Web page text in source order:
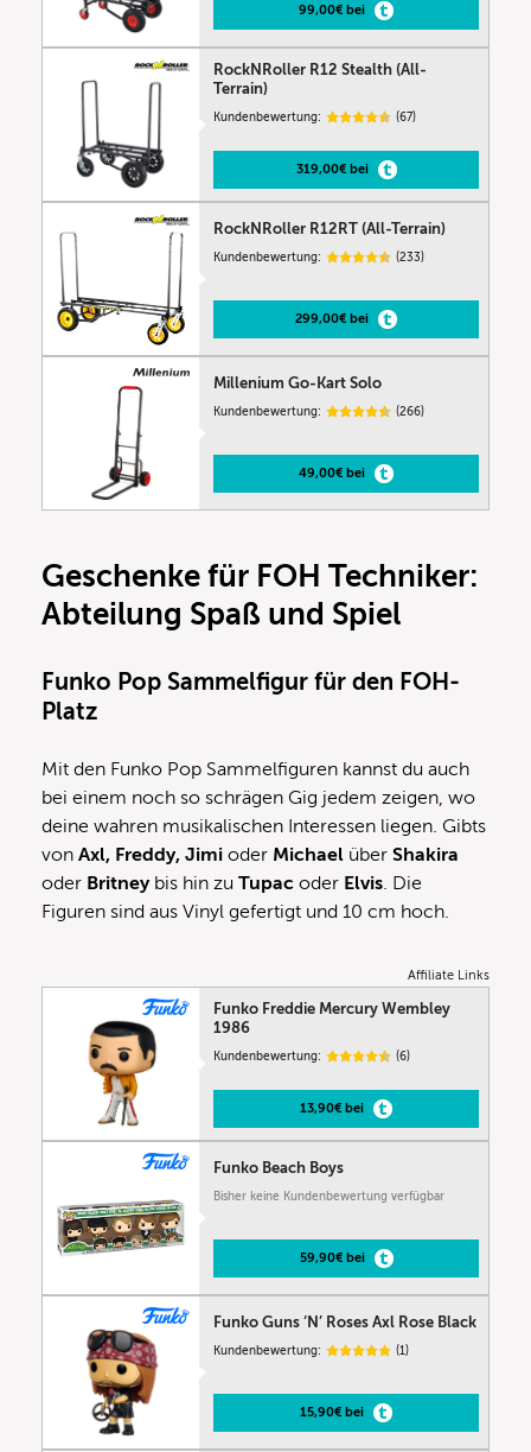
99,00€ bei
RockNRoller R12 Stealth (All-
Terrain)
Kundenbewertung: (67)
319,00€ bei
RockNRoller R12RT (All-Terrain)
Kundenbewertung: (233)
299,00€ bei
Millenium Go-Kart Solo
Kundenbewertung: (266)
49,00€ bei
Geschenke für FOH Techniker:
Abteilung Spaß und Spiel
Funko Pop Sammelfigur für den FOH-
Platz
Mit den Funko Pop Sammelfiguren kannst du auch
bei einem noch so schrägen Gig jedem zeigen, wo
deine wahren musikalischen Interessen liegen. Gibts
von Axl, Freddy, Jimi oder Michael über Shakira
oder Britneybis hin zu Tupac oder Elvis. Die
Figuren sind aus Vinyl gefertigt und 10 cm hoch.
Affiliate Links
Funko Freddie Mercury Wembley
1986
Kundenbewertung: (6)
13,90€ bei
Funko Beach Boys
Bisher keine Kundenbewertung verfügbar
59,90€ bei
Funko Guns ‘N’ Roses Axl Rose Black
Kundenbewertung: (1)
15,90€ bei